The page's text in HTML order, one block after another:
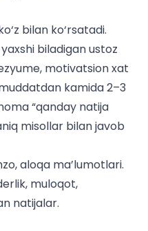
bilan ko‘rsatadi.
biladigan ustoz
motivatsion xat
kamida 2–3
“qanday natija
misollar bilan javob
aloqa ma’lumotlari.
muloqot,
natijalar.